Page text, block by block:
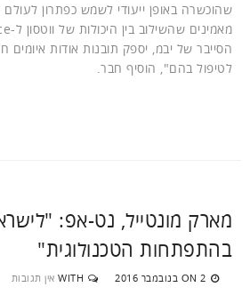
שהוכשרה באופן ייעודי לשמש כפתרון
הסייבר של יבמ, יספק תובנות אודות
לטיפול בהם", הוסיף חבר.
מארק מונטייל, נט-אפ:
בהתפתחות הטכנולוגית"
ON 2 בנובמבר 2016 WITH אין תגובות